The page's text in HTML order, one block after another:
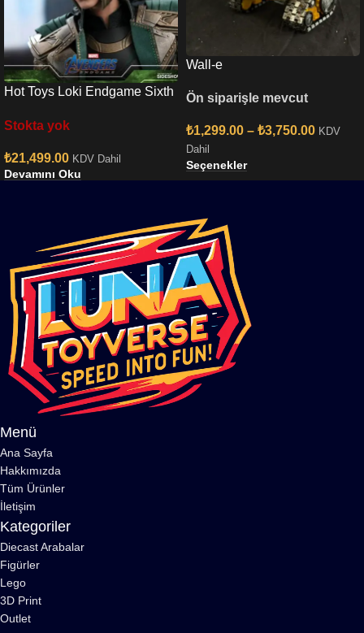
Hot Toys Loki Endgame Sixth
Stokta yok
₺21,499.00 KDV Dahil
Devamını Oku
Wall-e
Ön siparişle mevcut
₺1,299.00 – ₺3,750.00 KDV
Dahil
Seçenekler
Menü
Ana Sayfa
Hakkımızda
Tüm Ürünler
İletişim
Kategoriler
Diecast Arabalar
Figürler
Lego
3D Print
Outlet